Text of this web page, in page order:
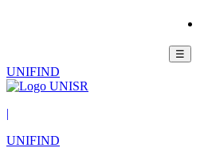
☰
UNIFIND
|
UNIFIND